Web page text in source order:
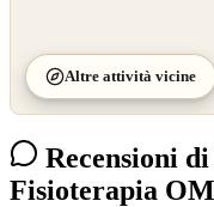
Altre attività vicine
Recensioni
Fisioterapia